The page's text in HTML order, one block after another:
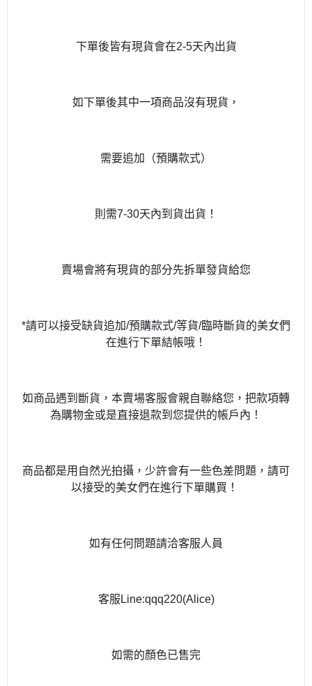
下單後皆有現貨會在2-5天內出貨
如下單後其中一項商品沒有現貨，
需要追加（預購款式）
則需7-30天內到貨出貨！
賣場會將有現貨的部分先拆單發貨給您
*請可以接受缺貨追加/預購款式/等貨/臨時斷貨的美女們
在進行下單結帳哦！
如商品遇到斷貨，本賣場客服會親自聯絡您，把款項轉
為購物金或是直接退款到您提供的帳戶內！
商品都是用自然光拍攝，少許會有一些色差問題，請可
以接受的美女們在進行下單購買！
如有任何問題請洽客服人員
客服Line:qqq220(Alice)
如需的顏色已售完